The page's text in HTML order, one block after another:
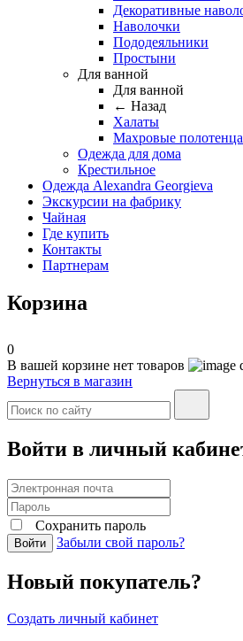
Декоративные
Наволочки
Пододеяльники
Простыни
Для ванной
Для ванной
← Назад
Халаты
Махровые полотенца
Одежда для дома
Крестильное
Одежда Alexandra Georgieva
Экскурсии на фабрику
Чайная
Где купить
Контакты
Партнерам
Корзина
0
В вашей корзине нет товаров
Вернуться в магазин
Войти в личный
Сохранить пароль
Войти Забыли свой пароль?
Новый покупатель?
Создать личный кабинет